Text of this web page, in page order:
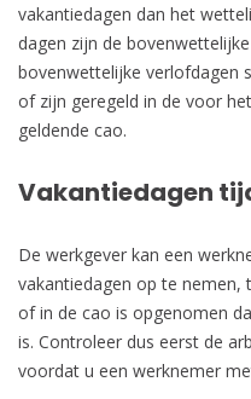
vakantiedagen dan het
dagen zijn de
bovenwettelijke verlofdagen
of zijn geregeld in de voor
geldende cao.
Vakantiedagen
De werkgever kan een
vakantiedagen op te nemen,
of in de cao is opgenomen
is. Controleer dus eerst de
voordat u een werknemer